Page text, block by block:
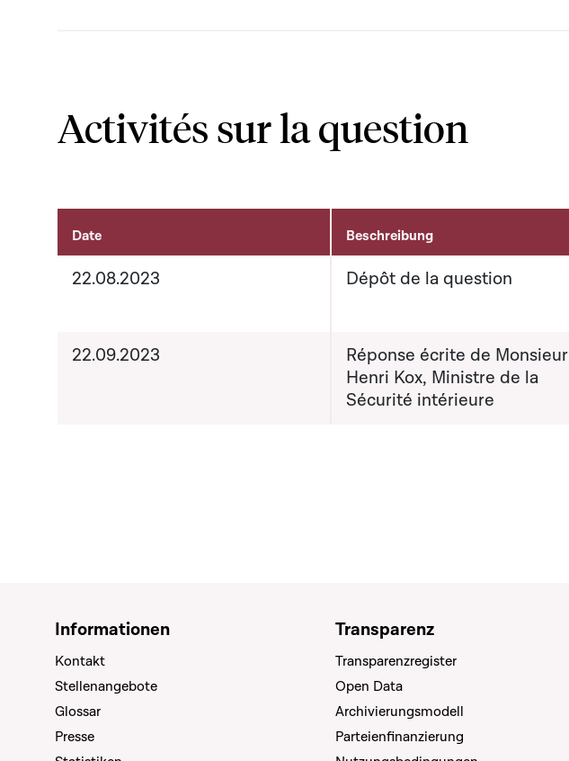
Activités sur la question
Activités sur le dossier
Date Beschreibung
22.08.2023 Dépôt de la question
22.09.2023
Réponse écrite de Monsieur
Henri Kox, Ministre de la
Sécurité intérieure
Informationen
Kontakt
Stellenangebote
Glossar
Presse
Transparenz
Transparenzregister
Open Data
Archivierungsmodell
Parteienfinanzierung